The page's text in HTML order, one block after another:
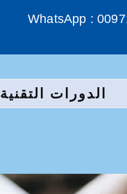
WhatsApp :
الدورات التقنية